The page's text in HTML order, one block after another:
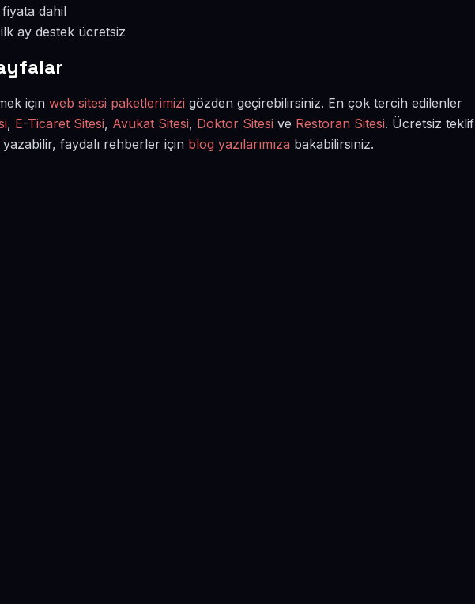
dahil
ay destek ücretsiz
için web sitesi paketlerimizi gözden geçirebilirsiniz. En çok tercih edilenler
, E-Ticaret Sitesi, Avukat Sitesi, Doktor Sitesi ve Restoran Sitesi. Ücretsiz teklif
yazabilir, faydalı rehberler için blog yazılarımıza bakabilirsiniz.